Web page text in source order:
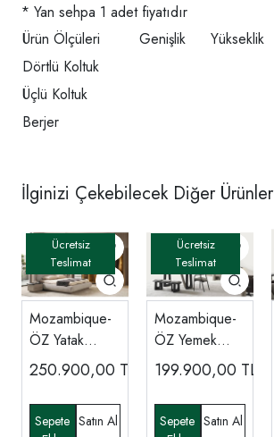
* Yan sehpa 1 adet fiyatıdır
Ürün Ölçüleri
Genişlik Yükseklik
Dörtlü Koltuk
Üçlü Koltuk
Berjer
İlginizi Çekebilecek Diğer Ürünler
Mozambique-
ÖZ Yatak
Odası
250.900,00 TL
Mozambique-
ÖZ Yemek
Odası
199.900,00 TL